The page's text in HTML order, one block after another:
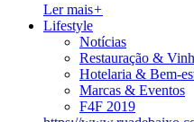
Ler mais+
Lifestyle
Notícias
Restauração &
Hotelaria & Bem-
Marcas & Eventos
F4F 2019